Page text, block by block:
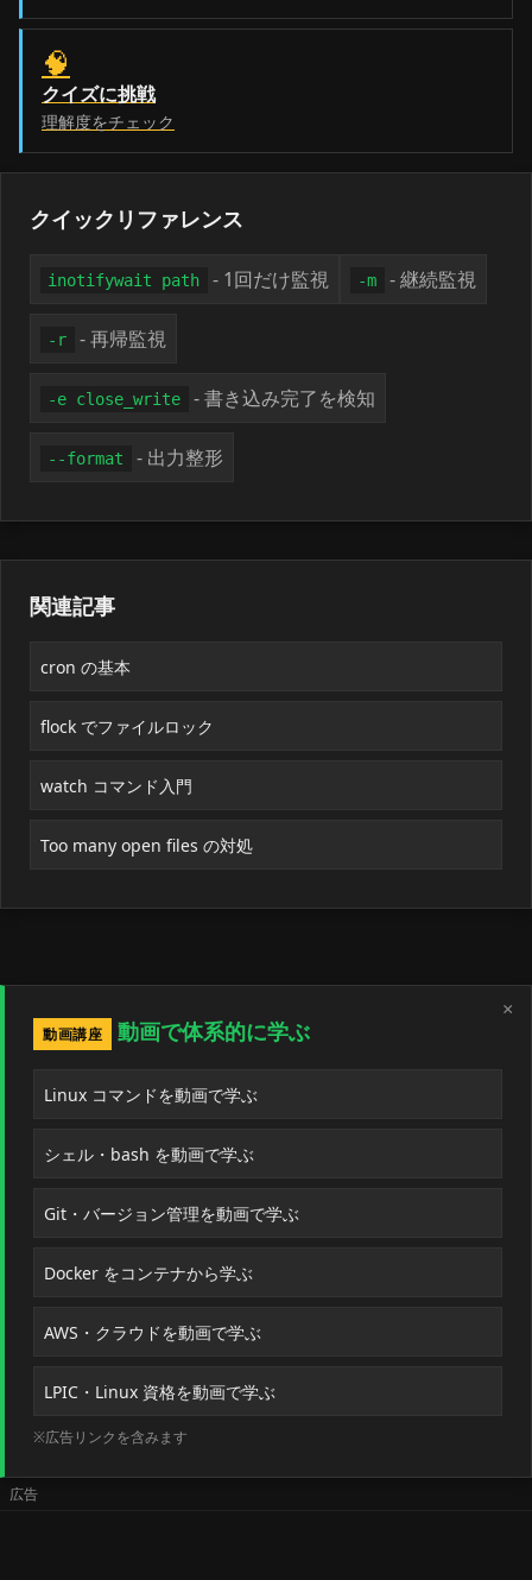
🧠
クイズに挑戦
理解度をチェック
クイックリファレンス
inotifywait path - 1回だけ監視 -m - 継続監視
-r - 再帰監視
-e close_write - 書き込み完了を検知
--format - 出力整形
関連記事
cron の基本
flock でファイルロック
watch コマンド入門
Too many open files の対処
×
動画講座
動画で体系的に学ぶ
Linux コマンドを動画で学ぶ
シェル・bash を動画で学ぶ
Git・バージョン管理を動画で学ぶ
Docker をコンテナから学ぶ
AWS・クラウドを動画で学ぶ
LPIC・Linux 資格を動画で学ぶ
※広告リンクを含みます